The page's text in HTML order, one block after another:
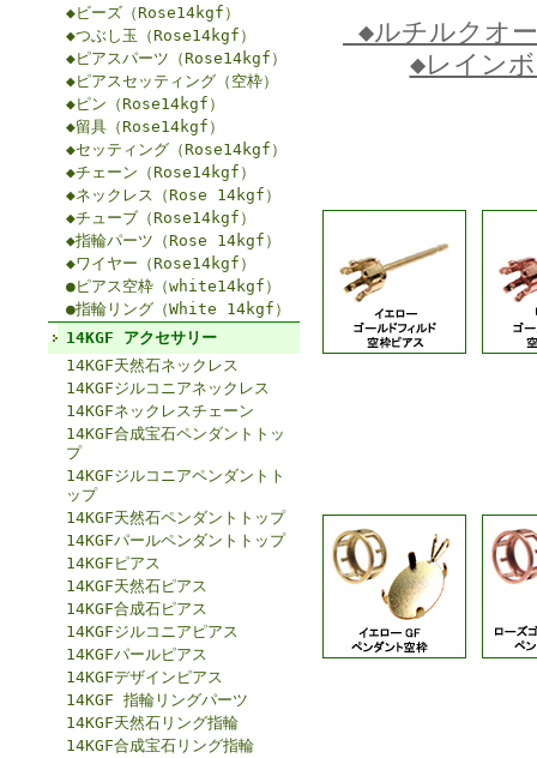
◆ビーズ（Rose14kgf）
◆つぶし玉（Rose14kgf）
◆ピアスパーツ（Rose14kgf）
◆ピアスセッティング（空枠）
◆ピン（Rose14kgf）
◆留具（Rose14kgf）
◆セッティング（Rose14kgf）
◆チェーン（Rose14kgf）
◆ネックレス（Rose 14kgf）
◆チューブ（Rose14kgf）
◆指輪パーツ（Rose 14kgf）
◆ワイヤー（Rose14kgf）
●ピアス空枠（white14kgf）
●指輪リング（White 14kgf）
14KGF アクセサリー
14KGF天然石ネックレス
14KGFジルコニアネックレス
14KGFネックレスチェーン
14KGF合成宝石ペンダントトッ
プ
14KGFジルコニアペンダントト
ップ
14KGF天然石ペンダントトップ
14KGFパールペンダントトップ
14KGFピアス
14KGF天然石ピアス
14KGF合成石ピアス
14KGFジルコニアピアス
14KGFパールピアス
14KGFデザインピアス
14KGF 指輪リングパーツ
14KGF天然石リング指輪
14KGF合成宝石リング指輪
◆ルチルクオ
◆レイン